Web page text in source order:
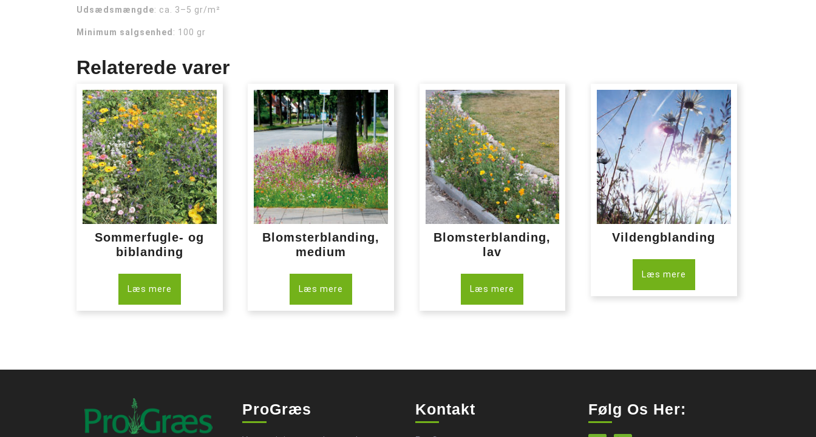
Udsædsmængde: ca. 3–5 gr/m²
Minimum salgsenhed : 100 gr
Relaterede varer
Sommerfugle- og
biblanding
Læs mere
Blomsterblanding,
medium
Læs mere
Blomsterblanding,
lav
Læs mere
Vildengblanding
Læs mere
ProGræs Kontakt Følg Os Her: